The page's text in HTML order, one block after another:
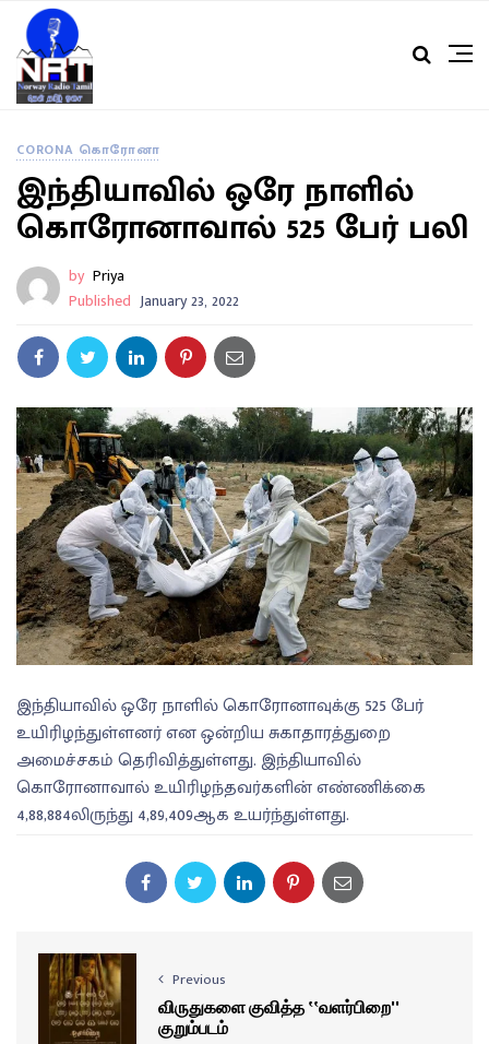
CORONA கொரோனா
இந்தியாவில் ஒரே நாளில்
கொரோனாவால் 525 பேர் பலி
by Priya
Published January 23, 2022
இந்தியாவில் ஒரே நாளில் கொரோனாவுக்கு 525 பேர்
உயிரிழந்துள்ளனர் என ஒன்றிய சுகாதாரத்துறை
அமைச்சகம் தெரிவித்துள்ளது. இந்தியாவில்
கொரோனாவால் உயிரிழந்தவர்களின் எண்ணிக்கை
4,88,884லிருந்து 4,89,409ஆக உயர்ந்துள்ளது.
Previous
விருதுகளை குவித்த ‛‛வளர்பிறை''
குறும்படம்